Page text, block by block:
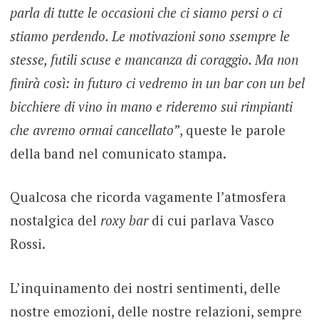
parla di tutte le occasioni che ci siamo persi o ci
stiamo perdendo. Le motivazioni sono ssempre le
stesse, futili scuse e mancanza di coraggio. Ma non
finirà così: in futuro ci vedremo in un bar con un bel
bicchiere di vino in mano e rideremo sui rimpianti
che avremo ormai cancellato”, queste le parole
della band nel comunicato stampa.
Qualcosa che ricorda vagamente l’atmosfera
nostalgica del roxy bar di cui parlava Vasco
Rossi.
L’inquinamento dei nostri sentimenti, delle
nostre emozioni, delle nostre relazioni, sempre